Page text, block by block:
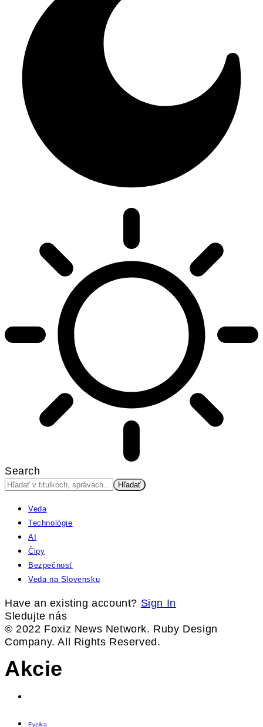
Search
Veda
Technológie
AI
Čipy
Bezpečnosť
Veda na Slovensku
Have an existing account? Sign In
Sledujte nás
© 2022 Foxiz News Network. Ruby Design
Company. All Rights Reserved.
Akcie
Fyzika